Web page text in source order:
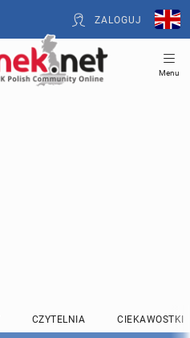
ZALOGUJ
Menu
CZYTELNIA CIEKAWOSTKI